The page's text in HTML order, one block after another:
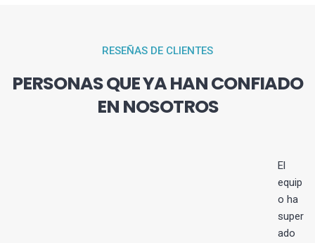
RESEÑAS DE CLIENTES
PERSONAS QUE YA HAN CONFIADO
EN NOSOTROS
El
equip
o ha
super
ado